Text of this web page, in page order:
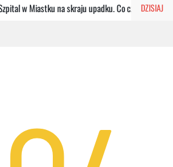
DZISIAJ
w Miastku na skraju upadku. Co czeka